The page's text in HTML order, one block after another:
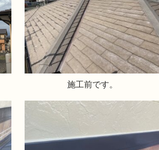
施工前です。